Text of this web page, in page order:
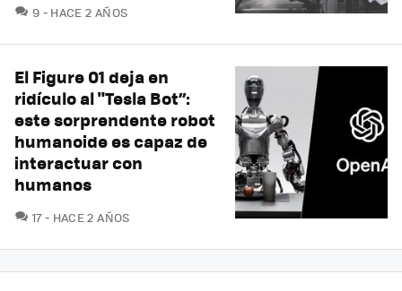
9 COMENTARIOS
HACE 2 AÑOS
El Figure 01 deja en
ridículo al "Tesla Bot”:
este sorprendente robot
humanoide es capaz de
interactuar con
humanos
17COMENTARIOS
HACE 2 AÑOS